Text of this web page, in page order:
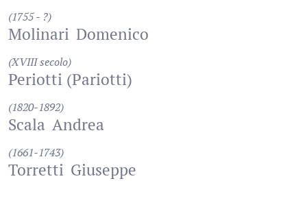
(1755 - ?)
Molinari Domenico
(XVIII secolo)
Periotti (Pariotti)
(1820-1892)
Scala Andrea
(1661-1743)
Torretti Giuseppe